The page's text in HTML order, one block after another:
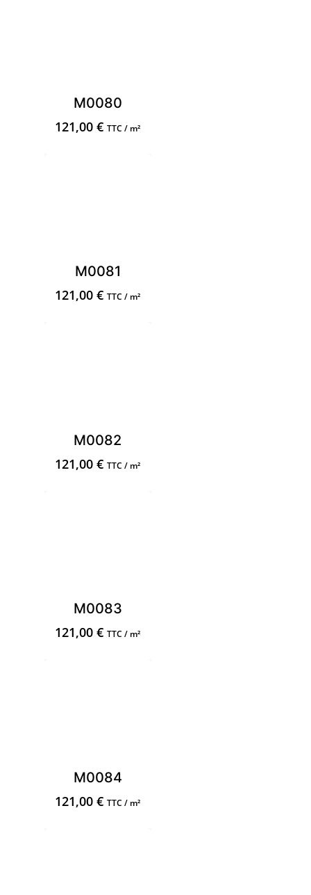
M0080
121,00€ TTC / m²
M0081
121,00€ TTC / m²
M0082
121,00€ TTC / m²
M0083
121,00€ TTC / m²
M0084
121,00€ TTC / m²